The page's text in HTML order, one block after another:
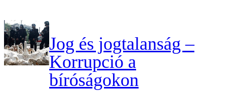
Jog és jogtalanság –
Korrupció a
bíróságokon